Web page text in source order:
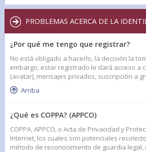
PROBLEMAS ACERCA DE LA
¿Por qué me tengo que registrar?
No está obligado a hacerlo, la decisión la
embargo, estar registrado le dará acceso
(avatar), mensajes privados, suscripción a
Arriba
¿Qué es COPPA? (APPCO)
COPPA, APPCO, o Acta de Privacidad y
Internet, los cuales son potenciales
método de reconocimiento de guardia